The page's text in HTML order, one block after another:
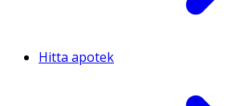
Hitta apotek